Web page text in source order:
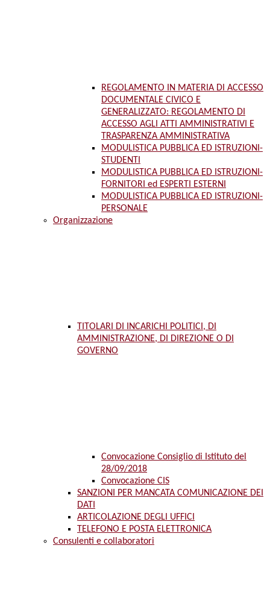
REGOLAMENTO IN MATERIA DI ACCESSO
DOCUMENTALE CIVICO E
GENERALIZZATO: REGOLAMENTO DI
ACCESSO AGLI ATTI AMMINISTRATIVI E
TRASPARENZA AMMINISTRATIVA
MODULISTICA PUBBLICA ED ISTRUZIONI-
STUDENTI
MODULISTICA PUBBLICA ED ISTRUZIONI-
FORNITORI ed ESPERTI ESTERNI
MODULISTICA PUBBLICA ED ISTRUZIONI-
PERSONALE
Organizzazione
TITOLARI DI INCARICHI POLITICI, DI
AMMINISTRAZIONE, DI DIREZIONE O DI
GOVERNO
Convocazione Consiglio di Istituto del
28/09/2018
Convocazione CIS
SANZIONI PER MANCATA COMUNICAZIONE DEI
DATI
ARTICOLAZIONE DEGLI UFFICI
TELEFONO E POSTA ELETTRONICA
Consulenti e collaboratori